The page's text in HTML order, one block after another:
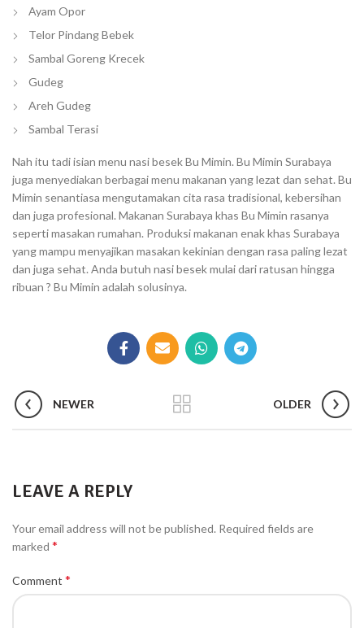
Ayam Opor
Telor Pindang Bebek
Sambal Goreng Krecek
Gudeg
Areh Gudeg
Sambal Terasi
Nah itu tadi isian menu nasi besek Bu Mimin. Bu Mimin Surabaya
juga menyediakan berbagai menu makanan yang lezat dan sehat. Bu
Mimin senantiasa mengutamakan cita rasa tradisional, kebersihan
dan juga profesional. Makanan Surabaya khas Bu Mimin rasanya
seperti masakan rumahan. Produksi makanan enak khas Surabaya
yang mampu menyajikan masakan kekinian dengan rasa paling lezat
dan juga sehat. Anda butuh nasi besek mulai dari ratusan hingga
ribuan ? Bu Mimin adalah solusinya.
NEWER OLDER
LEAVE A REPLY
Your email address will not be published. Required fields are
marked *
Comment *